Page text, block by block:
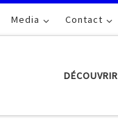
Media Contact
DÉCOUVRIR